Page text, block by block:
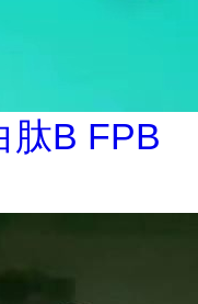
肽B FPB